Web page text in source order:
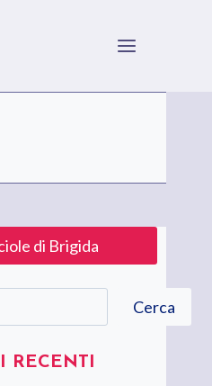
di Brigida
Cerca
RECENTI